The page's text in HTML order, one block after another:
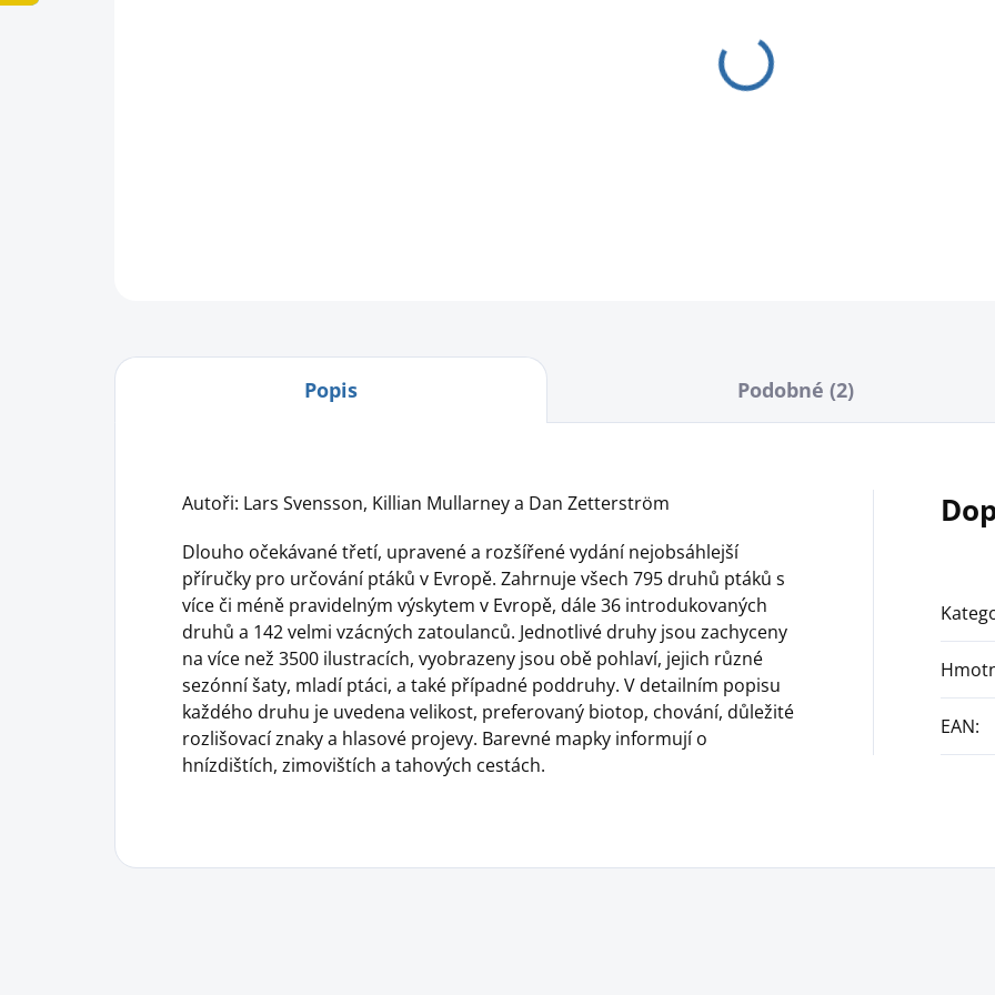
Popis Podobné (2)
Autoři: Lars Svensson, Killian Mullarney a Dan Zetterström
Dlouho očekávané třetí, upravené a rozšířené vydání nejobsáhlejší
příručky pro určování ptáků v Evropě. Zahrnuje všech 795 druhů ptáků s
více či méně pravidelným výskytem v Evropě, dále 36 introdukovaných
druhů a 142 velmi vzácných zatoulanců. Jednotlivé druhy jsou zachyceny
na více než 3500 ilustracích, vyobrazeny jsou obě pohlaví, jejich různé
sezónní šaty, mladí ptáci, a také případné poddruhy. V detailním popisu
každého druhu je uvedena velikost, preferovaný biotop, chování, důležité
rozlišovací znaky a hlasové projevy. Barevné mapky informují o
hnízdištích, zimovištích a tahových cestách.
EAN: